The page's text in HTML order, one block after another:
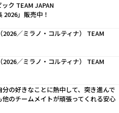
ク TEAM JAPAN
」販売中！
／ミラノ・コルティナ） TEAM
／ミラノ・コルティナ） TEAM
の好きなことに熱中して、突き進んで
のチームメイトが頑張ってくれる安心